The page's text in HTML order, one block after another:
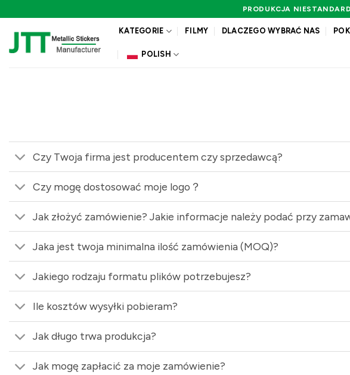
do
zawartości
PRODUKCJA
KATEGORIE FILMY DLACZEGO WYBRAĆ NAS
POLISH
Czy Twoja firma jest producentem czy sprzedawcą?
Czy mogę dostosować moje logo？
Jak złożyć zamówienie? Jakie informacje należy podać przy
Jaka jest twoja minimalna ilość zamówienia (MOQ)?
Jakiego rodzaju formatu plików potrzebujesz?
Ile kosztów wysyłki pobieram?
Jak długo trwa produkcja?
Jak mogę zapłacić za moje zamówienie?